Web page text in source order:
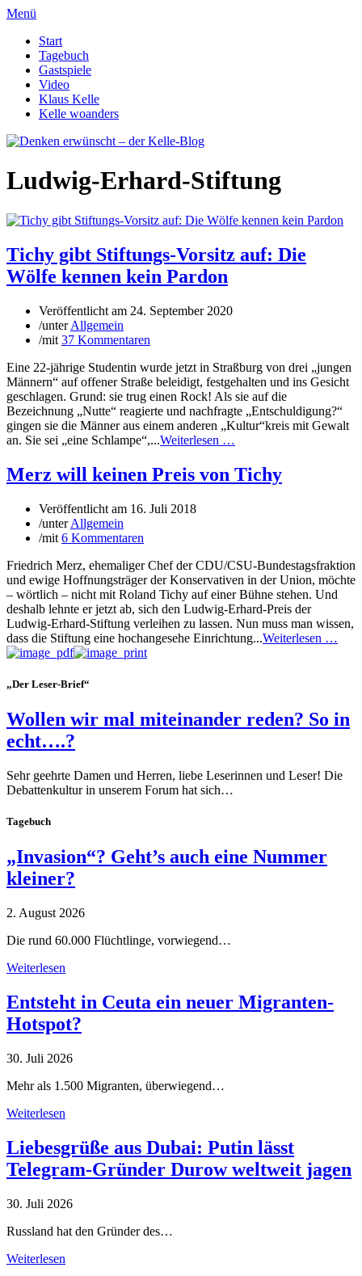
Menü
Start
Tagebuch
Gastspiele
Video
Klaus Kelle
Kelle woanders
Ludwig-Erhard-Stiftung
Tichy gibt Stiftungs-Vorsitz auf: Die
Wölfe kennen kein Pardon
Veröffentlicht am 24. September 2020
/unterAllgemein
/mit 37 Kommentaren
Eine 22-jährige Studentin wurde jetzt in Straßburg von drei „jungen
Männern“ auf offener Straße beleidigt, festgehalten und ins Gesicht
geschlagen. Grund: sie trug einen Rock! Als sie auf die
Bezeichnung „Nutte“ reagierte und nachfragte „Entschuldigung?“
gingen sie die Männer aus einem anderen „Kultur“kreis mit Gewalt
an. Sie sei „eine Schlampe“,...Weiterlesen …
Merz will keinen Preis von Tichy
Veröffentlicht am 16. Juli 2018
/unterAllgemein
/mit 6 Kommentaren
Friedrich Merz, ehemaliger Chef der CDU/CSU-Bundestagsfraktion
und ewige Hoffnungsträger der Konservativen in der Union, möchte
– wörtlich – nicht mit Roland Tichy auf einer Bühne stehen. Und
deshalb lehnte er jetzt ab, sich den Ludwig-Erhard-Preis der
Ludwig-Erhard-Stiftung verleihen zu lassen. Nun muss man wissen,
dass die Stiftung eine hochangesehe Einrichtung...Weiterlesen …
„Der Leser-Brief“
Wollen wir mal miteinander reden? So in
echt….?
Sehr geehrte Damen und Herren, liebe Leserinnen und Leser! Die
Debattenkultur in unserem Forum hat sich…
Tagebuch
„Invasion“? Geht’s auch eine Nummer
kleiner?
2. August 2026
Die rund 60.000 Flüchtlinge, vorwiegend…
Weiterlesen
Entsteht in Ceuta ein neuer Migranten-
Hotspot?
30. Juli 2026
Mehr als 1.500 Migranten, überwiegend…
Weiterlesen
Liebesgrüße aus Dubai: Putin lässt
Telegram-Gründer Durow weltweit jagen
30. Juli 2026
Russland hat den Gründer des…
Weiterlesen